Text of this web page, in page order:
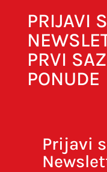
PRIJAVI
PRVI
PONUDE
Prijavi